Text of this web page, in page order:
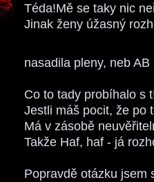
Téda!Mě se taky nic
Jinak ženy úžasný
nasadila pleny, neb
Co to tady probíhalo s
Jestli máš pocit, že po
Má v zásobě
Takže Haf, haf - já
Popravdě otázku jsem